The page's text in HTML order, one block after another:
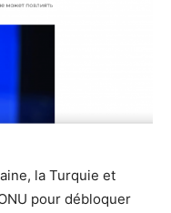
la Turquie et
pour débloquer